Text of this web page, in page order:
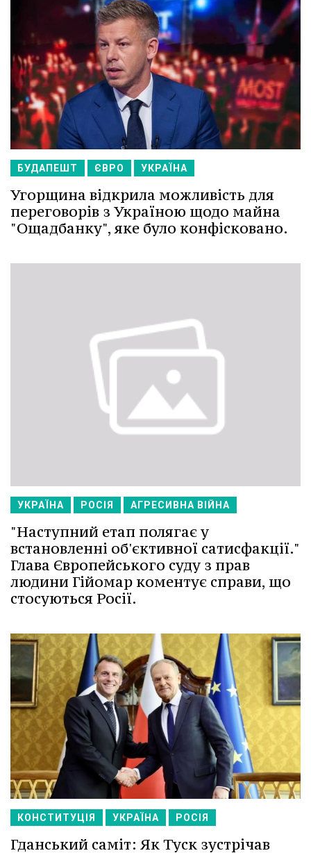
БУДАПЕШТ ЄВРО УКРАЇНА
Угорщина відкрила можливість для
переговорів з Україною щодо майна
"Ощадбанку", яке було конфісковано.
УКРАЇНА РОСІЯ АГРЕСИВНА ВІЙНА
"Наступний етап полягає у
встановленні об'єктивної сатисфакції."
Глава Європейського суду з прав
людини Гійомар коментує справи, що
стосуються Росії.
КОНСТИТУЦІЯ УКРАЇНА РОСІЯ
Гданський саміт: Як Туск зустрічав